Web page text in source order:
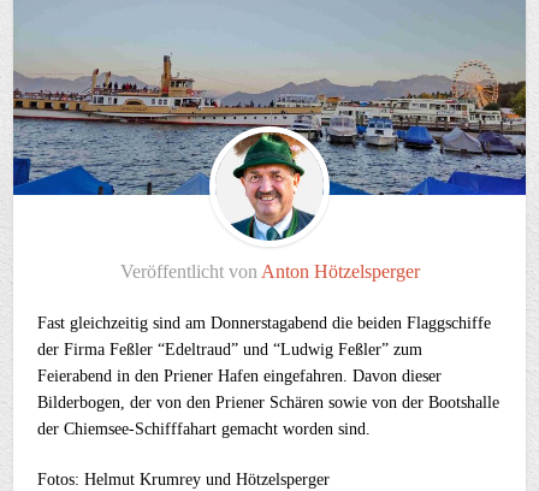
Veröffentlicht von Anton Hötzelsperger
Fast gleichzeitig sind am Donnerstagabend die beiden Flaggschiffe
der Firma Feßler “Edeltraud” und “Ludwig Feßler” zum
Feierabend in den Priener Hafen eingefahren. Davon dieser
Bilderbogen, der von den Priener Schären sowie von der Bootshalle
der Chiemsee-Schifffahart gemacht worden sind.
Fotos: Helmut Krumrey und Hötzelsperger